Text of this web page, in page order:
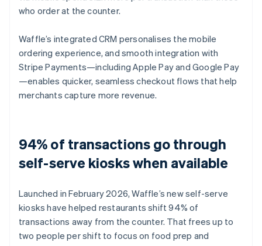
who order at the counter.
Waffle’s integrated CRM personalises the mobile
ordering experience, and smooth integration with
Stripe Payments—including Apple Pay and Google Pay
—enables quicker, seamless checkout flows that help
merchants capture more revenue.
94% of transactions go through
self-serve kiosks when available
Launched in February 2026, Waffle’s new self-serve
kiosks have helped restaurants shift 94% of
transactions away from the counter. That frees up to
two people per shift to focus on food prep and